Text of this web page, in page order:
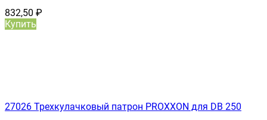
832,50 ₽
Купить
27026 Трехкулачковый патрон PROXXON для DB 250